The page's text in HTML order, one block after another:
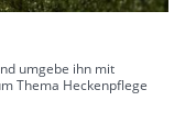
umgebe ihn mit
Thema Heckenpflege